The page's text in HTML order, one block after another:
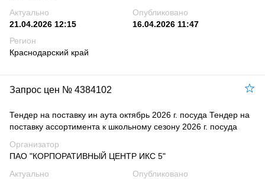
Актуально
21.04.2026 12:15
Опубликовано
16.04.2026 11:47
Регион
Краснодарский край
Запрос цен № 4384102
Тендер на поставку ин аута октябрь 2026 г. посуда Тендер на
поставку ассортимента к школьному сезону 2026 г. посуда
Организатор
ПАО "КОРПОРАТИВНЫЙ ЦЕНТР ИКС 5"
Актуально
Опубликовано